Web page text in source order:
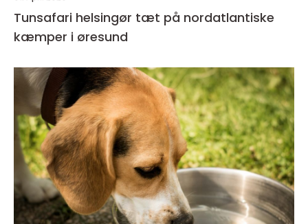
Tunsafari helsingør tæt på nordatlantiske
kæmper i øresund